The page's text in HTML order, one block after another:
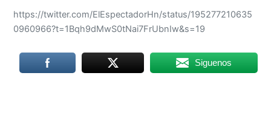
https://twitter.com/ElEspectadorHn/status/195277210635
0960966?t=1Bqh9dMwS0tNai7FrUbnIw&s=19
Siguenos